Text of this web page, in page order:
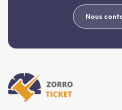
Nous